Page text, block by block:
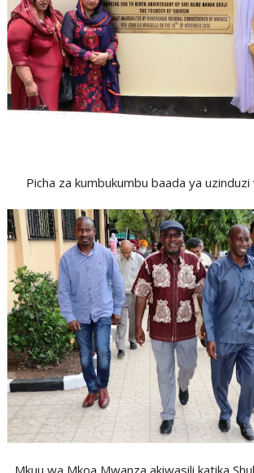
Picha za kumbukumbu baada ya uzinduzi
Mkuu wa Mkoa Mwanza akiwasili katika